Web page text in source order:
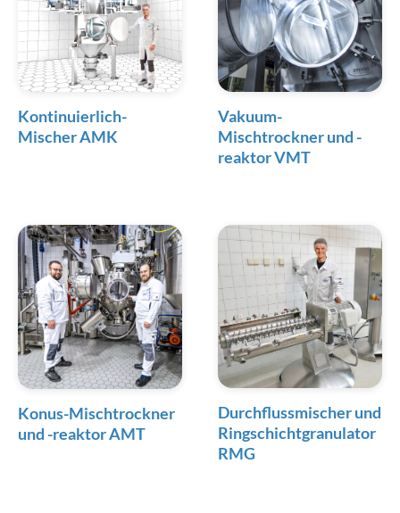
Kontinuierlich-
Mischer AMK
Vakuum-
Mischtrockner und -
reaktor VMT
Konus-Mischtrockner
und -reaktor AMT
Durch­fluss­misch­er und
Ring­schicht­granu­la­tor
RMG